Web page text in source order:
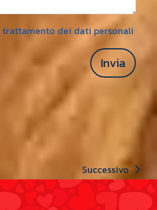
trattamento dei dati personali
Invia
Successivo